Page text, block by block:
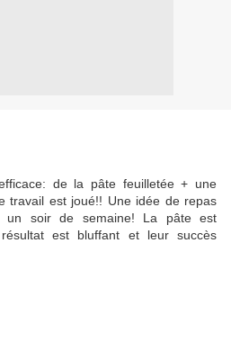
de la pâte feuilletée + une
travail est joué!! Une idée de repas
un soir de semaine! La pâte est
est bluffant et leur succès